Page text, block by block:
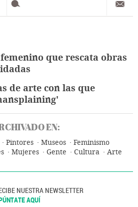
que rescata obras
de arte con las que
EN:
Pintores Museos
Feminismo
Mujeres Gente Cultura
Arte
NUESTRA NEWSLETTER
AQUÍ